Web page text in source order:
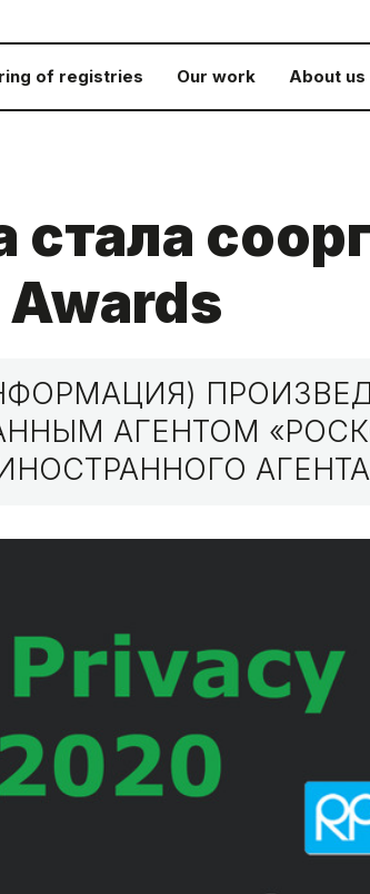
of registries Our work About us
АГЕНТОМ